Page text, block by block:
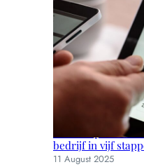
Kies het perfecte
bedrijf in vijf
11 August 2025